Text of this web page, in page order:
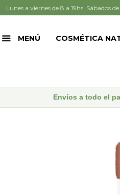
MENÚ COSMÉTICA
Lunes a viernes de 8 a 19hs. Sábados de
Envíos a todo el